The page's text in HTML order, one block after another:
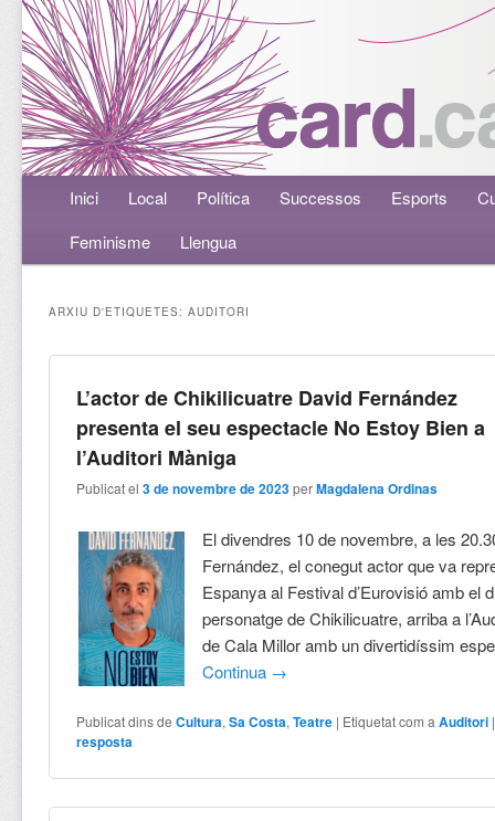
Menú principalAneu al contingut principal
Aneu al contingut secundari
Inici Local Política Successos Esports
Feminisme
Llengua
ARXIU D'ETIQUETES:AUDITORI
L’actor de Chikilicuatre David Fernández
presenta el seu espectacle No Estoy Bien a
l’Auditori Màniga
Publicat el3 de novembre de 2023 perMagdalena Ordinas
El divendres 10 de novembre, a les
Fernández, el conegut actor que va
Espanya al Festival d’Eurovisió amb el
personatge de Chikilicuatre, arriba a
de Cala Millor amb un divertidíssim
Continua →
Publicat dins de Cultura,Sa Costa,Teatre | Etiquetat com a Auditori
resposta